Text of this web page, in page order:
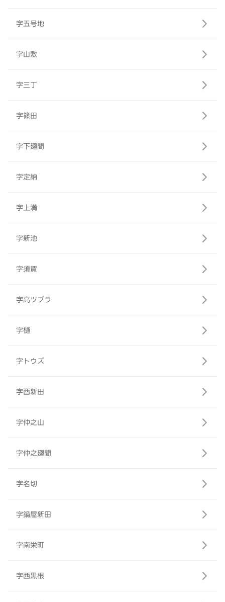
字五号地
字山敷
字三丁
字篠田
字下廻間
字定納
字上満
字新池
字須賀
字高ツブラ
字樋
字トウズ
字酉新田
字仲之山
字仲之廻間
字名切
字鍋屋新田
字南栄町
字西黒根